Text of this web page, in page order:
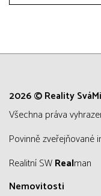
2026 © Reality
všechna práva
Povinně
Realitní SWRealman
Nemovitosti